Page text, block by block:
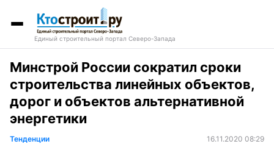
Единый строительный портал Северо-Запада
Минстрой России сократил сроки
строительства линейных объектов,
дорог и объектов альтернативной
энергетики
Тенденции 16.11.2020 08:29